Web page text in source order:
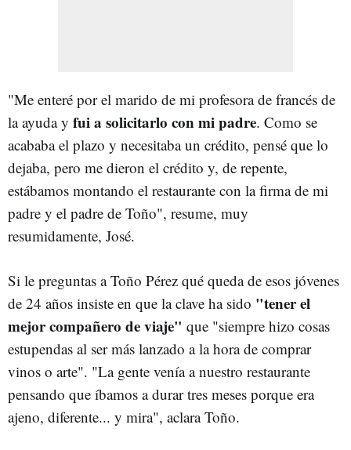
"Me enteré por el marido de mi profesora de francés de
la ayuda y fui a solicitarlo con mi padre. Como se
acababa el plazo y necesitaba un crédito, pensé que lo
dejaba, pero me dieron el crédito y, de repente,
estábamos montando el restaurante con la firma de mi
padre y el padre de Toño", resume, muy
resumidamente, José.
Si le preguntas a Toño Pérez qué queda de esos jóvenes
de 24 años insiste en que la clave ha sido "tener el
mejor compañero de viaje" que "siempre hizo cosas
estupendas al ser más lanzado a la hora de comprar
vinos o arte". "La gente venía a nuestro restaurante
pensando que íbamos a durar tres meses porque era
ajeno, diferente... y mira", aclara Toño.